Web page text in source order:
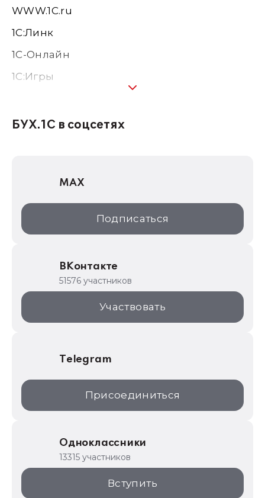
WWW.1С.ru
1С:Линк
1С-Онлайн
1C:Игры
1С:Консалтинг
1С:Дистрибьюция
1С:Образование
ИТС.1C.ru
1С для торговли
1С:Торговая площадка
БУХ.1С в соцсетях
MAX
Подписаться
ВКонтакте
51576 участников
Участвовать
Telegram
Присоединиться
Одноклассники
13315 участников
Вступить